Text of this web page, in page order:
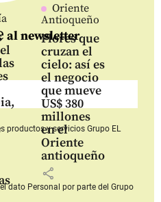
Oriente
Antioqueño
Flores que
cruzan el
cielo: así es
el negocio
que mueve
US$ 380
millones
en el
Oriente
antioqueño
share
al newsletter
productos y serviciosGrupo EL
dato Personal por parte del Grupo